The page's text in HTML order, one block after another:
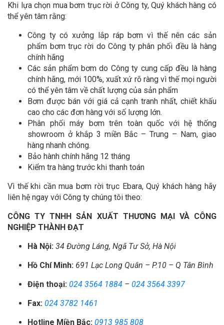
Khi lựa chọn mua bơm trục rời ở Công ty, Quý khách hàng có
thể yên tâm rằng:
Công ty có xưởng lắp ráp bơm vì thế nên các sản
phẩm bơm trục rời do Công ty phân phối đều là hàng
chính hãng
Các sản phẩm bơm do Công ty cung cấp đều là hàng
chính hãng, mới 100%, xuất xứ rõ ràng vì thế mọi người
có thể yên tâm về chất lượng của sản phẩm
Bơm được bán với giá cả cạnh tranh nhất, chiết khấu
cao cho các đơn hàng với số lượng lớn.
Phân phối máy bơm trên toàn quốc với hệ thống
showroom ở khắp 3 miền Bắc – Trung – Nam, giao
hàng nhanh chóng.
Bảo hành chính hãng 12 tháng
Kiểm tra hàng trước khi thanh toán
Vì thế khi cần mua bơm rời trục Ebara, Quý khách hàng hãy
liên hệ ngay với Công ty chúng tôi theo:
CÔNG TY TNHH SẢN XUẤT THƯƠNG MẠI VÀ CÔNG
NGHIỆP THÀNH ĐẠT
Hà Nội: 34 Đường Láng, Ngã Tư Sở, Hà Nội
Hồ Chí Minh: 691 Lạc Long Quân – P.10 – Q Tân Bình
Điện thoại: 024 3564 1884 – 024 3564 3397
Fax: 024 3782 1461
Hotline Miền Bắc: 0913 985 808